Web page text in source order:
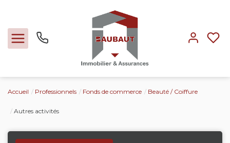
Locations
Accueil Professionnels Fonds de commerce Beauté / Coiffure
Autres activités